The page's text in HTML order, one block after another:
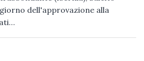
dell'approvazione alla